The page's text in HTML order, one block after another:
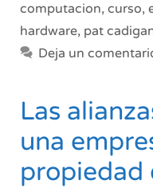
computacion, curso,
hardware, pat
Deja un
Las
una
propiedad